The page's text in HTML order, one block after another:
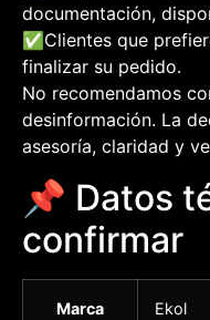
documentación,
✅ Clientes que
finalizar su pedido.
No recomendamos
desinformación. La
asesoría, claridad y
📌 Datos
confirmar
Marca Ekol